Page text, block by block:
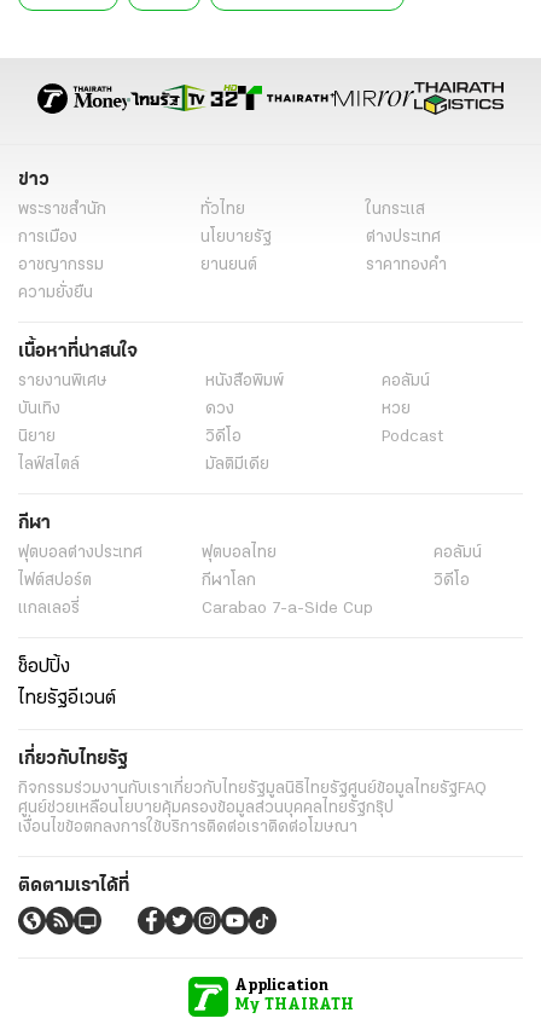
ข่าว
พระราชสำนัก ทั่วไทย
ในกระแส
การเมือง
นโยบายรัฐ
ต่างประเทศ
อาชญากรรม
ยานยนต์
ราคาทองคำ
ความยั่งยืน
เนื้อหาที่น่าสนใจ
รายงานพิเศษ หนังสือพิมพ์
คอลัมน์
บันเทิง
ดวง
หวย
นิยาย
วิดีโอ
Podcast
ไลฟ์สไตล์
มัลติมีเดีย
กีฬา
ฟุตบอลต่่างประเทศ ฟุตบอลไทย
คอลัมน์
ไฟต์สปอร์ต
กีฬาโลก
วิดีโอ
แกลเลอรี่
Carabao 7-a-Side Cup
ช็อปปิ้ง
ไทยรัฐอีเวนต์
เกี่ยวกับไทยรัฐ
กิจกรรมร่วมงานกับเราเกี่ยวกับไทยรัฐมูลนิธิไทยรัฐศูนย์ข้อมูลไทยรัฐFAQ
ศูนย์ช่วยเหลือนโยบายคุ้มครองข้อมูลส่วนบุคคลไทยรัฐกรุ๊ป
เงื่อนไขข้อตกลงการใช้บริการติดต่อเราติดต่อโฆษณา
ติดตามเราได้ที่
Application
My THAIRATH